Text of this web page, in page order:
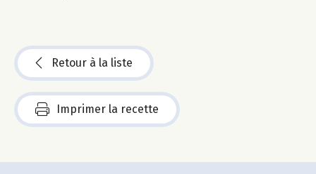
Retour à la liste
Imprimer la recette